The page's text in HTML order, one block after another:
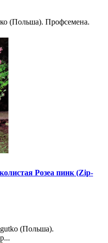
(Польша). Профсемена.
Розеа пинк (Zip-
(Польша).